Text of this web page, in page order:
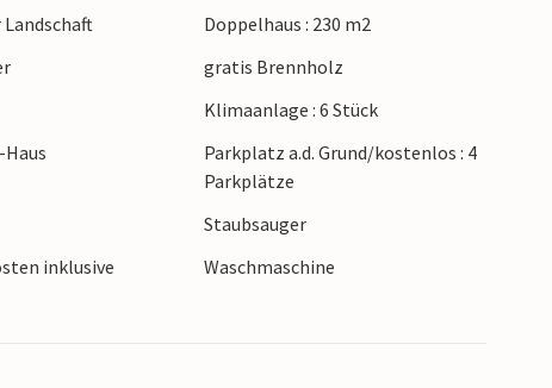
lassen und Ausflüge planen.
Umgebung und erreichen nach nur wenigen
Lopar und seine Sandstrände nach einer
laden zum Sonnenbaden und zum
auch familienfreundlich sind, können hier
nachgehen.
Doppelhaus : 230 m2
gratis Brennholz
Klimaanlage : 6 Stück
Parkplatz a.d. Grund/kostenlos : 4
Parkplätze
Staubsauger
inklusive
Waschmaschine